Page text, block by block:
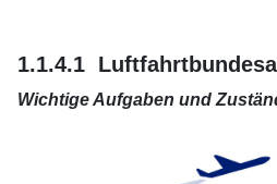
1.1.4.1
Wichtige Aufgaben und